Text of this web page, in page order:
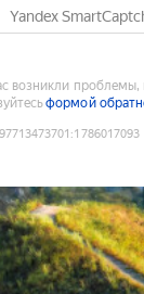
Yandex
возникли проблемы,
формой
:1786017093